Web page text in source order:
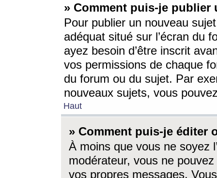
» Comment puis-je
Pour publier un nouveau
adéquat situé sur l’écran du
ayez besoin d’être inscrit
vos permissions de chaque
du forum ou du sujet. Par
nouveaux sujets, vous
Haut
» Comment puis-je éditer
À moins que vous ne soyez
modérateur, vous ne
vos propres messages.